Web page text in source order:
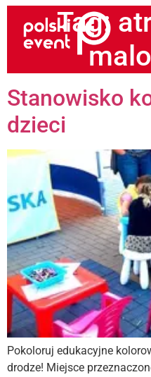
Tag:
Stanowisko
dzieci
Pokoloruj edukacyjne
drodze! Miejsce